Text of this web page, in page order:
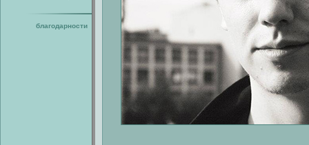
благодарности